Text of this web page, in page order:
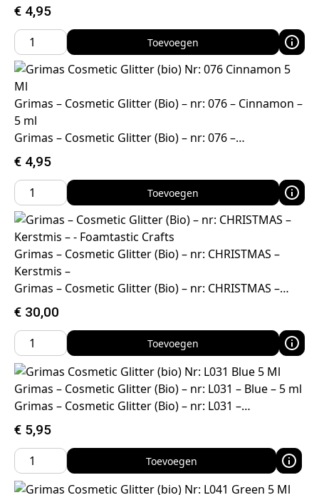
€ 4,95
Toevoegen
Grimas – Cosmetic Glitter (Bio) – nr: 076 – Cinnamon –
5 ml
Grimas – Cosmetic Glitter (Bio) – nr: 076 –…
€ 4,95
Toevoegen
Grimas – Cosmetic Glitter (Bio) – nr: CHRISTMAS –
Kerstmis –
Grimas – Cosmetic Glitter (Bio) – nr: CHRISTMAS –…
€ 30,00
Toevoegen
Grimas – Cosmetic Glitter (Bio) – nr: L031 – Blue – 5 ml
Grimas – Cosmetic Glitter (Bio) – nr: L031 –…
€ 5,95
Toevoegen